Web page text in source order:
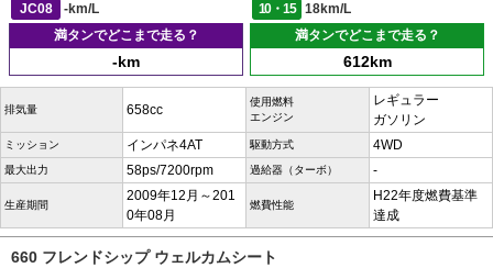
JC08
-km/L 10・15
18km/L
満タンでどこまで走る？
-km
満タンでどこまで走る？
612km
排気量 658cc
使用燃料
エンジン
レギュラー
ガソリン
ミッション インパネ4AT 駆動方式 4WD
最大出力 58ps/7200rpm 過給器（ターボ） -
生産期間
2009年12月～201
0年08月
燃費性能
H22年度燃費基準
達成
660 フレンドシップ ウェルカムシート